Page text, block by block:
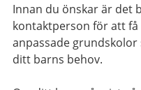
Innan du önskar är det
kontaktperson för att
anpassade
ditt barns behov.